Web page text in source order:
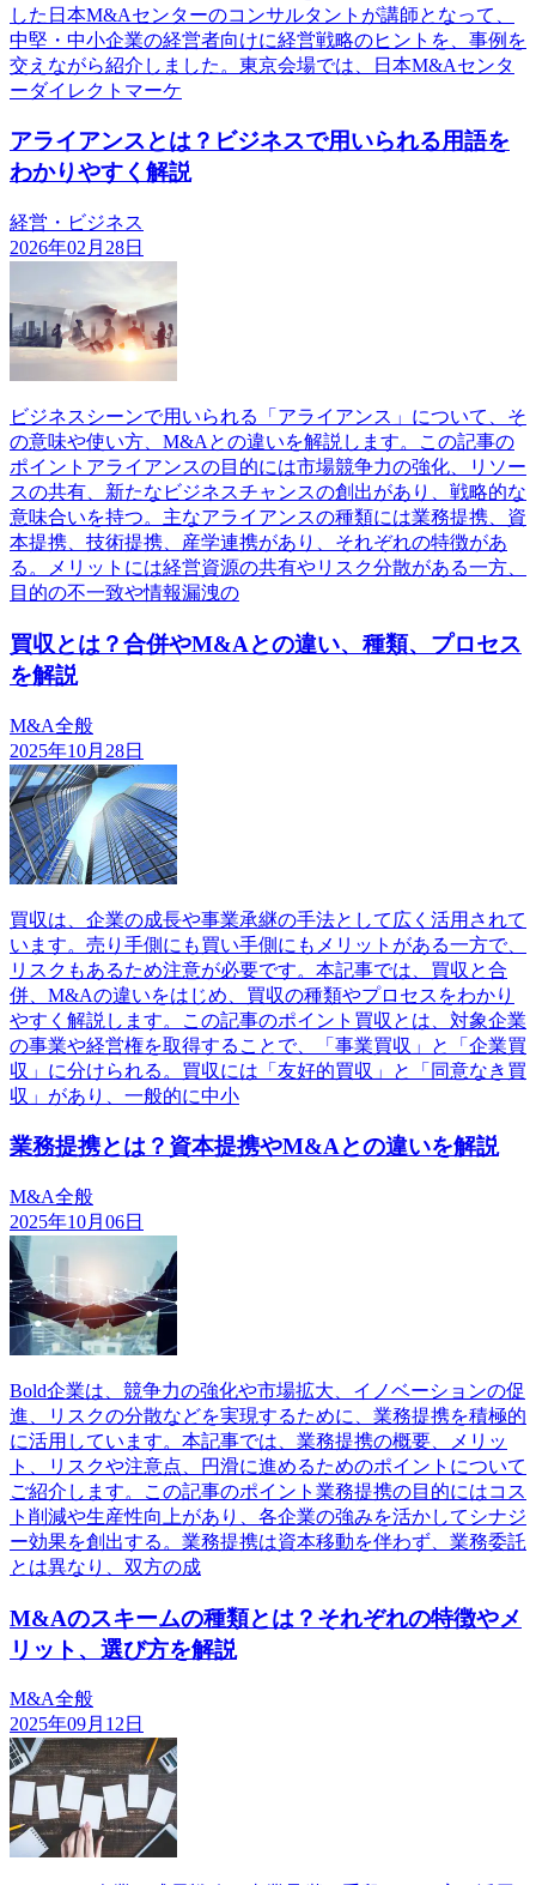
した日本M&Aセンターのコンサルタントが講師となって、
中堅・中小企業の経営者向けに経営戦略のヒントを、事例を
交えながら紹介しました。東京会場では、日本M&Aセンタ
ーダイレクトマーケ
アライアンスとは？ビジネスで用いられる用語を
わかりやすく解説
経営・ビジネス
2026年02月28日
ビジネスシーンで用いられる「アライアンス」について、そ
の意味や使い方、M&Aとの違いを解説します。この記事の
ポイントアライアンスの目的には市場競争力の強化、リソー
スの共有、新たなビジネスチャンスの創出があり、戦略的な
意味合いを持つ。主なアライアンスの種類には業務提携、資
本提携、技術提携、産学連携があり、それぞれの特徴があ
る。メリットには経営資源の共有やリスク分散がある一方、
目的の不一致や情報漏洩の
買収とは？合併やM&Aとの違い、種類、プロセス
を解説
M&A全般
2025年10月28日
買収は、企業の成長や事業承継の手法として広く活用されて
います。売り手側にも買い手側にもメリットがある一方で、
リスクもあるため注意が必要です。本記事では、買収と合
併、M&Aの違いをはじめ、買収の種類やプロセスをわかり
やすく解説します。この記事のポイント買収とは、対象企業
の事業や経営権を取得することで、「事業買収」と「企業買
収」に分けられる。買収には「友好的買収」と「同意なき買
収」があり、一般的に中小
業務提携とは？資本提携やM&Aとの違いを解説
M&A全般
2025年10月06日
Bold企業は、競争力の強化や市場拡大、イノベーションの促
進、リスクの分散などを実現するために、業務提携を積極的
に活用しています。本記事では、業務提携の概要、メリッ
ト、リスクや注意点、円滑に進めるためのポイントについて
ご紹介します。この記事のポイント業務提携の目的にはコス
ト削減や生産性向上があり、各企業の強みを活かしてシナジ
ー効果を創出する。業務提携は資本移動を伴わず、業務委託
とは異なり、双方の成
M&Aのスキームの種類とは？それぞれの特徴やメ
リット、選び方を解説
M&A全般
2025年09月12日